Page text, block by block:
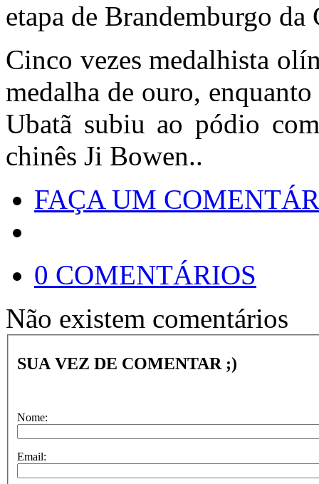
etapa de Brandemburgo
Cinco vezes medalhista
medalha de ouro,
Ubatã subiu ao pódio
chinês Ji Bowen..
FAÇA UM
0 COMENTÁRIOS
Não existem comentários
SUA VEZ DE COMENTAR ;)
Nome:
Email: